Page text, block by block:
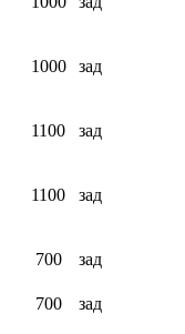
1000 зад
1100 зад
1100 зад
700 зад
700 зад